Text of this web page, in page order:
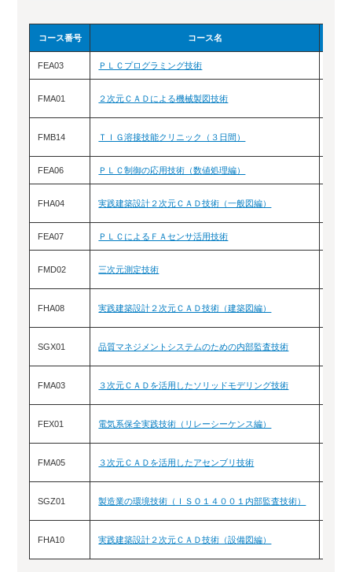
コース番号 コース名
FEA03 ＰＬＣプログラミング技術
FMA01 ２次元ＣＡＤによる機械製図技術
FMB14 ＴＩＧ溶接技能クリニック（３日間）
FEA06 ＰＬＣ制御の応用技術（数値処理編）
FHA04 実践建築設計２次元ＣＡＤ技術（一般図編）
FEA07 ＰＬＣによるＦＡセンサ活用技術
FMD02 三次元測定技術
FHA08 実践建築設計２次元ＣＡＤ技術（建築図編）
SGX01 品質マネジメントシステムのための内部監査技術
FMA03 ３次元ＣＡＤを活用したソリッドモデリング技術
FEX01 電気系保全実践技術（リレーシーケンス編）
FMA05 ３次元ＣＡＤを活用したアセンブリ技術
SGZ01 製造業の環境技術（ＩＳＯ１４００１内部監査技術）
FHA10 実践建築設計２次元ＣＡＤ技術（設備図編）